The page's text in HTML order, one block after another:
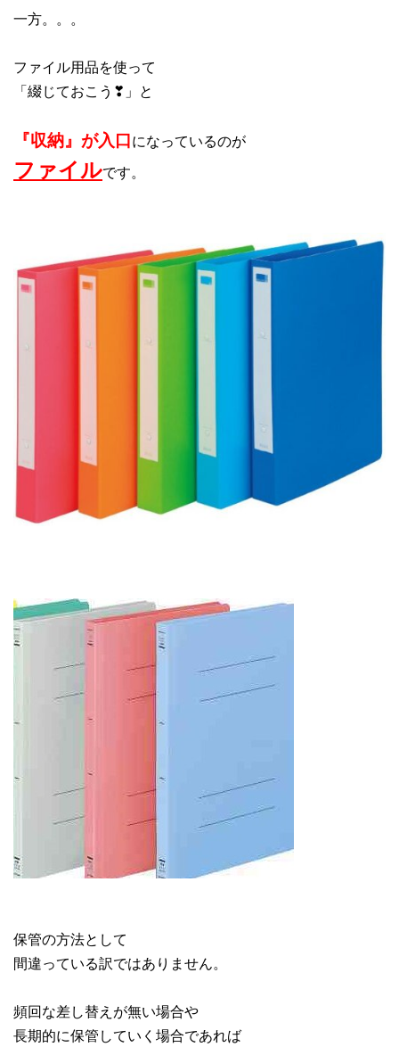
一方。。。
ファイル用品を使って
「綴じておこう❣」と
『収納』が入口になっているのが
ファイルです。
保管の方法として
間違っている訳ではありません。
頻回な差し替えが無い場合や
長期的に保管していく場合であれば